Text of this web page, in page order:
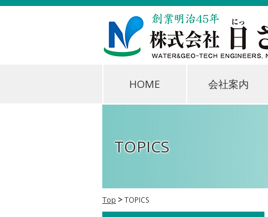
HOME 会社案内
TOPICS
Top TOPICS